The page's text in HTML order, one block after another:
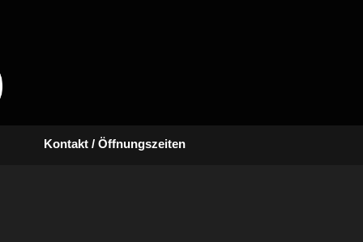
Kontakt / Öffnungszeiten